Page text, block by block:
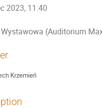
2023, 11:40
(Auditorium
Krzemień